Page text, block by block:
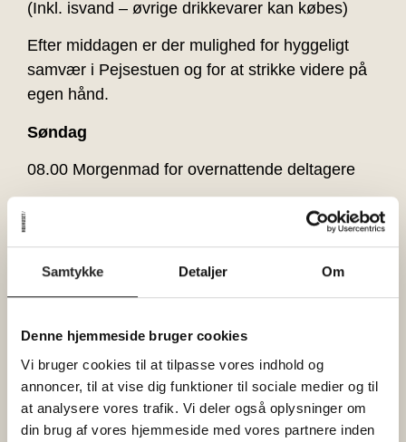
Samtykke Detaljer Om
Denne hjemmeside bruger cookies
Vi bruger cookies til at tilpasse vores indhold og
annoncer, til at vise dig funktioner til sociale medier og til
at analysere vores trafik. Vi deler også oplysninger om
din brug af vores hjemmeside med vores partnere inden
(Inkl. isvand – øvrige drikkevarer kan købes)
Efter middagen er der mulighed for hyggeligt
samvær i Pejsestuen og for at strikke videre på
egen hånd.
Søndag
08.00 Morgenmad for overnattende deltagere
Kaffe/te og arbejde videre med eget projekt.
12.00 Frokost
(Inkl. isvand – øvrige drikkevarer kan købes)
13.00 Tilpasning og detaljer
Fokus på pasform, længde, ærmer og
personlige justeringer.
15.00 Eftermiddagspause